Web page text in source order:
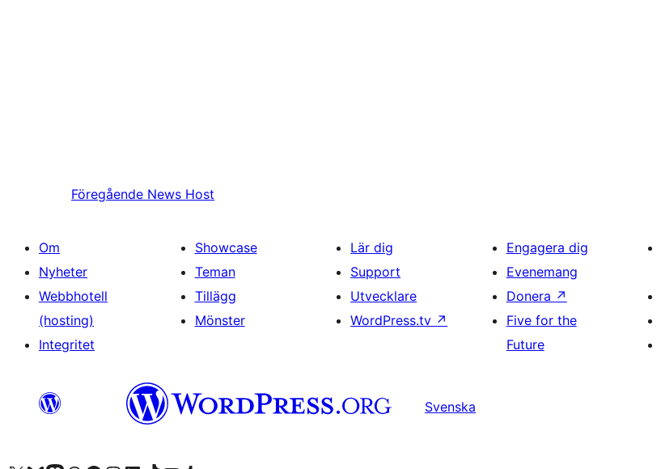
Föregående News Host
Om
Nyheter
Webbhotell
(hosting)
Integritet
Showcase
Teman
Tillägg
Mönster
Lär dig
Support
Utvecklare
WordPress.tv ↗
Engagera dig
Evenemang
Donera ↗
Five for the
Future
Svenska